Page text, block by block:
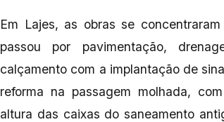
Em Lajes, as obras se
passou por pavimentação,
calçamento com a implantação de
reforma na passagem molhada,
altura das caixas do saneamento